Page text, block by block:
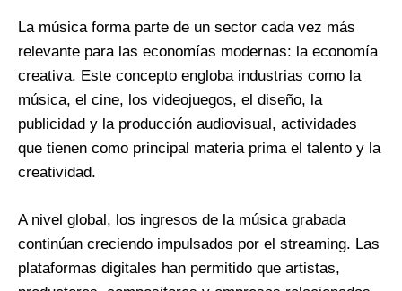
La música forma parte de un sector cada vez más
relevante para las economías modernas: la economía
creativa. Este concepto engloba industrias como la
música, el cine, los videojuegos, el diseño, la
publicidad y la producción audiovisual, actividades
que tienen como principal materia prima el talento y la
creatividad.
A nivel global, los ingresos de la música grabada
continúan creciendo impulsados por el streaming. Las
plataformas digitales han permitido que artistas,